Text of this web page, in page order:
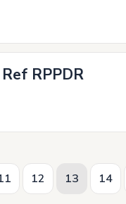
RPPDR
12 13 14